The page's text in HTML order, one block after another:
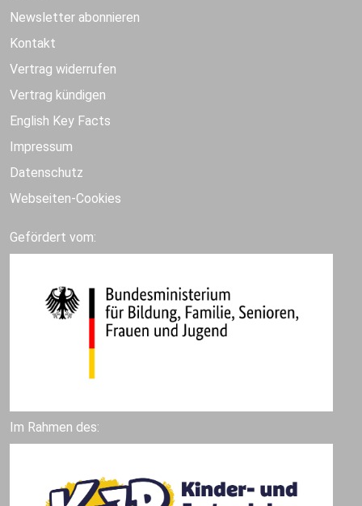
Newsletter abonnieren
Kontakt
Vertrag widerrufen
Vertrag kündigen
English Key Facts
Impressum
Datenschutz
Webseiten-Cookies
Gefördert vom:
Im Rahmen des: